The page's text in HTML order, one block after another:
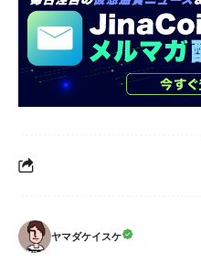
ヤマダケイスケ